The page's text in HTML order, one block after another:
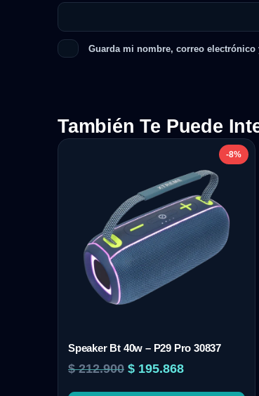
Guarda mi nombre, correo electrónico
También Te Puede
-8%
Speaker Bt 40w – P29 Pro 30837
$212.900 $ 195.868